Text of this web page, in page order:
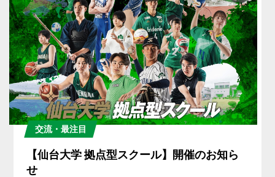
交流・最注目
【仙台大学 拠点型スクール】開催のお知ら
せ